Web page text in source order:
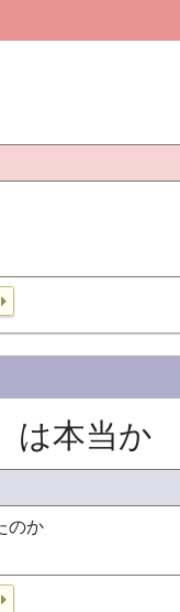
は本当か
のか